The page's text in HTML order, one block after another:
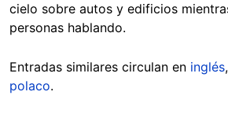
cielo sobre autos y edificios
personas hablando.
Entradas similares circulan en inglés,
polaco.